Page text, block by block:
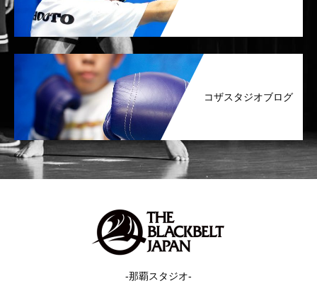
コザスタジオブログ
-那覇スタジオ-